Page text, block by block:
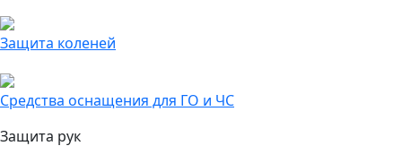
Защита коленей
Средства оснащения для ГО и ЧС
Защита рук